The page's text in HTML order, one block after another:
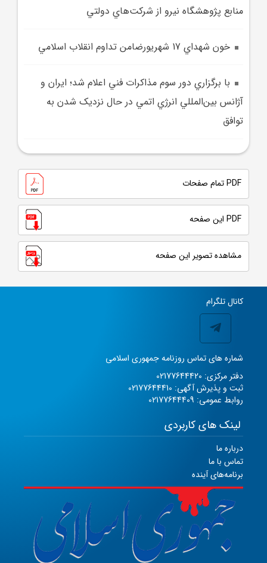
منابع پژوهشگاه نيرو از شرکت‌هاي دولتي
خون شهداي 17 شهريورضامن تداوم انقلاب اسلامي
با برگزاري دور سوم مذاکرات فني اعلام شد؛ ايران و
آژانس بين‌المللي انرژي اتمي در حال نزديک‌ شدن به
توافق
PDF تمام صفحات
PDF این صفحه
مشاهده تصویر این صفحه
کانال تلگرام
شماره های تماس روزنامه جمهوری اسلامی
دفتر مرکزی: 02177644420
ثبت و پذیرش آگهی: 02177644410
روابط عمومی: 02177644409
لینک های کاربردی
درباره ما
تماس با ما
برنامه‌های آینده